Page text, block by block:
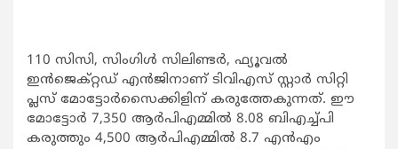
110 സിസി, സിംഗിള്‍ സിലിണ്ടര്‍, ഫ്യൂവല്‍
ഇന്‍ജെക്റ്റഡ് എന്‍ജിനാണ് ടിവിഎസ് സ്റ്റാര്‍ സിറ്റി
പ്ലസ് മോട്ടോര്‍സൈക്കിളിന് കരുത്തേകുന്നത്. ഈ
മോട്ടോര്‍ 7,350 ആര്‍പിഎമ്മില്‍ 8.08 ബിഎച്ച്പി
കരുത്തും 4,500 ആര്‍പിഎമ്മില്‍ 8.7 എന്‍എം